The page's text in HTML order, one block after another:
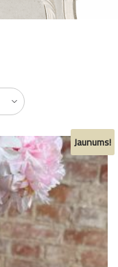
Jaunums!